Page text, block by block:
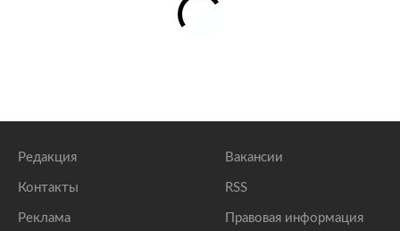
Редакция
Контакты
Реклама
Вакансии
RSS
Правовая информация